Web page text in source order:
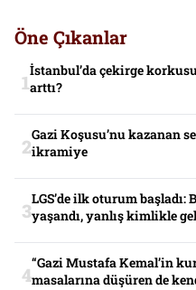
Öne Çıkanlar
İstanbul’da çekirge
arttı?
Gazi Koşusu’nu kazanan
ikramiye
LGS’de ilk oturum
yaşandı, yanlış kimlikle
“Gazi Mustafa Kemal’in
masalarına düşüren de